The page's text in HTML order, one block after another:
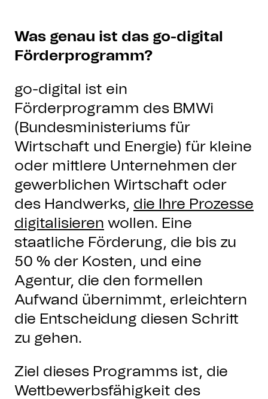
Was genau ist das go-digital
Förderprogramm?
go-digital ist ein
Förderprogramm des BMWi
(Bundesministeriums für
Wirtschaft und Energie) für kleine
oder mittlere Unternehmen der
gewerblichen Wirtschaft oder
des Handwerks, die Ihre Prozesse
digitalisieren wollen. Eine
staatliche Förderung, die bis zu
50 % der Kosten, und eine
Agentur, die den formellen
Aufwand übernimmt, erleichtern
die Entscheidung diesen Schritt
zu gehen.
Ziel dieses Programms ist, die
Wettbewerbsfähigkeit des